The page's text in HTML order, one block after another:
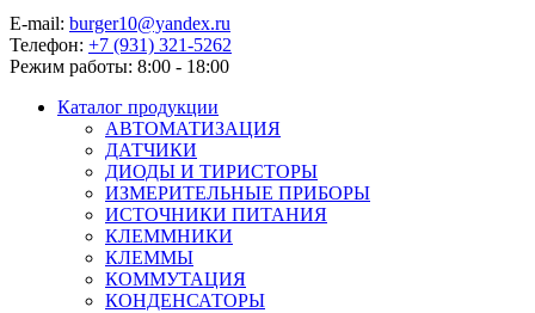
E-mail: burger10@yandex.ru
Телефон: +7 (931) 321-5262
Режим работы: 8:00 - 18:00
Каталог продукции
АВТОМАТИЗАЦИЯ
ДАТЧИКИ
ДИОДЫ И ТИРИСТОРЫ
ИЗМЕРИТЕЛЬНЫЕ ПРИБОРЫ
ИСТОЧНИКИ ПИТАНИЯ
КЛЕММНИКИ
КЛЕММЫ
КОММУТАЦИЯ
КОНДЕНСАТОРЫ